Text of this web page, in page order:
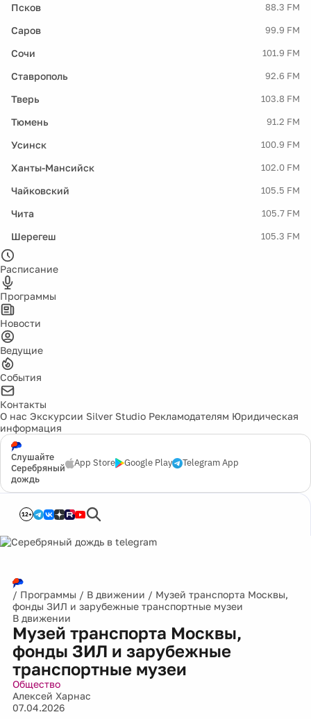
Псков 88.3 FM
Саров 99.9 FM
Сочи 101.9 FM
Ставрополь 92.6 FM
Тверь 103.8 FM
Тюмень 91.2 FM
Усинск 100.9 FM
Ханты-Мансийск 102.0 FM
Чайковский 105.5 FM
Чита 105.7 FM
Шерегеш 105.3 FM
Расписание
Программы
Новости
Ведущие
События
Контакты
О нас Экскурсии Silver Studio Рекламодателям Юридическая
информация
Слушайте
Серебряный
дождь
App Store Google Play Telegram App
12+
/ Программы / В движении / Музей транспорта Москвы,
фонды ЗИЛ и зарубежные транспортные музеи
В движении
Музей транспорта Москвы,
фонды ЗИЛ и зарубежные
транспортные музеи
Общество
Алексей Харнас
07.04.2026